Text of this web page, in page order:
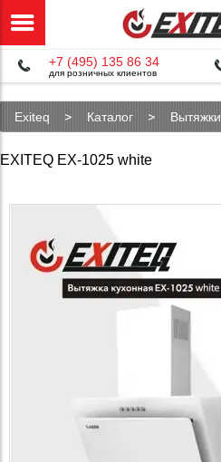
+7 (495) 135 86 34
для розничных клиентов
Exiteq Каталог Вытяжки
EXITEQ EX-1025 white